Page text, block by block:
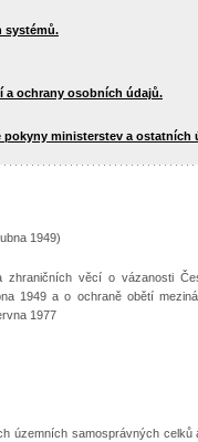
systémů.
a ochrany osobních údajů.
pokyny ministerstev a
1949)
zhraničních věcí o vázanosti
1949 a o ochraně obětí
1977
územních samosprávných